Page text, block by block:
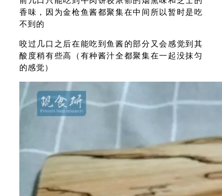
香味，因为金枪鱼酱都聚集在中间所以暂时是吃
不到的
咬过几口之后在能吃到鱼酱的部分又会感觉到其
酸度稍有些高（有种酱汁全都聚集在一起没抹匀
的感觉）